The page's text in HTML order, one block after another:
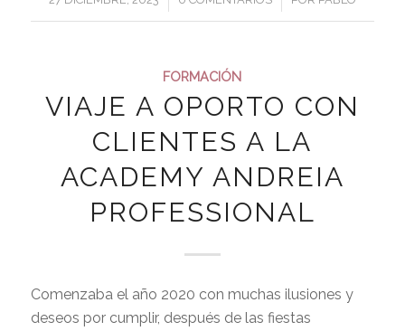
FORMACIÓN
VIAJE A OPORTO CON
CLIENTES A LA
ACADEMY ANDREIA
PROFESSIONAL
Comenzaba el año 2020 con muchas ilusiones y
deseos por cumplir, después de las fiestas